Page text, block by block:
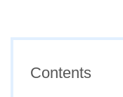
Contents